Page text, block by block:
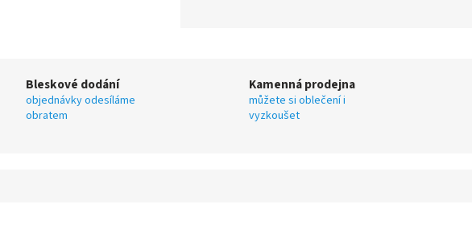
Bleskové dodání
objednávky odesíláme
obratem
Kamenná prodejna
můžete si oblečení i
vyzkoušet